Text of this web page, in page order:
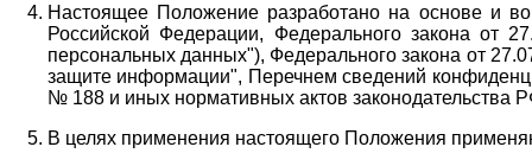
Настоящее Положение разработано на основе и во
Российской Федерации, Федерального закона
персональных данных"), Федерального закона от
защите информации", Перечнем сведений
№ 188 и иных нормативных актов законодательства
В целях применения настоящего Положения